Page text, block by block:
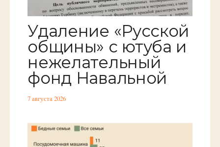
Удаление «Русской
общины» с ютуба и
нежелательный
фонд Навальной
7 августа 2026